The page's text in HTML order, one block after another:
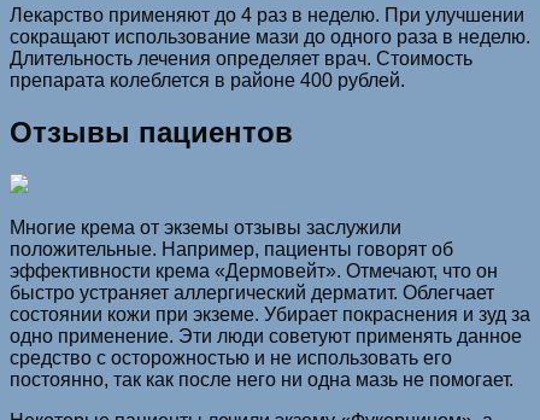
Лекарство применяют до 4 раз в неделю. При улучшении
сокращают использование мази до одного раза в неделю.
Длительность лечения определяет врач. Стоимость
препарата колеблется в районе 400 рублей.
Отзывы пациентов
Многие крема от экземы отзывы заслужили
положительные. Например, пациенты говорят об
эффективности крема «Дермовейт». Отмечают, что он
быстро устраняет аллергический дерматит. Облегчает
состоянии кожи при экземе. Убирает покраснения и зуд за
одно применение. Эти люди советуют применять данное
средство с осторожностью и не использовать его
постоянно, так как после него ни одна мазь не помогает.